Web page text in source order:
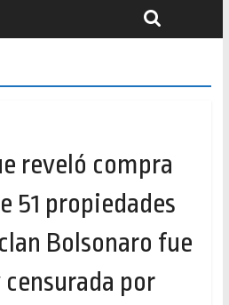
reveló compra
51 propiedades
Bolsonaro fue
por